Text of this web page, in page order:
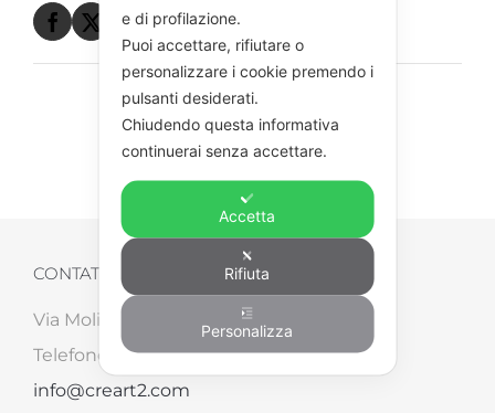
CONTATTI
Via Molinara, 87/B – 52041 Tegoleto (AR)
Telefono: +39 0575 498562 – Email:
info@creart2.com
e di profilazione.
Puoi accettare, rifiutare o
personalizzare i cookie premendo i
pulsanti desiderati.
Chiudendo questa informativa
continuerai senza accettare.
Accetta
Rifiuta
Personalizza